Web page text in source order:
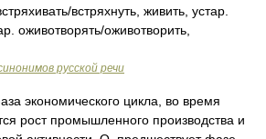
встряхнуть, живить, устар.
оживотворять/оживотворить,
русской речи
экономического цикла, во время
рост промышленного производства и